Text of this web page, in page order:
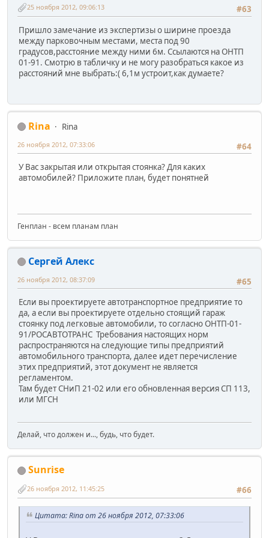
#63
25 ноября 2012, 09:06:13
Пришло замечание из экспертизы о ширине проезда
между парковочным местами, места под 90
градусов,расстояние между ними 6м. Ссылаются на ОНТП
01-91. Смотрю в табличку и не могу разобраться какое из
расстояний мне выбрать:( 6,1м устроит,как думаете?
Rina
Rina
#64
26 ноября 2012, 07:33:06
У Вас закрытая или открытая стоянка? Для каких
автомобилей? Приложите план, будет понятней
Генплан - всем планам план
Сергей Алекс
#65
26 ноября 2012, 08:37:09
Если вы проектируете автотранспортное предприятие то
да, а если вы проектируете отдельно стоящий гараж
стоянку под легковые автомобили, то согласно ОНТП-01-
91/РОСАВТОТРАНС Требования настоящих норм
распространяются на следующие типы предприятий
автомобильного транспорта, далее идет перечисление
этих предприятий, этот документ не является
регламентом.
Там будет СНиП 21-02 или его обновленная версия СП 113,
или МГСН
Делай, что должен и..., будь, что будет.
Sunrise
#66
26 ноября 2012, 11:45:25
Цитата: Rina от 26 ноября 2012, 07:33:06